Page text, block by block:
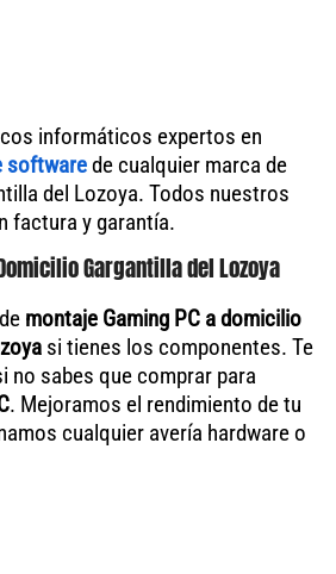
informáticos expertos en
softwarede cualquier marca de
del Lozoya. Todos nuestros
factura y garantía.
Gargantilla del Lozoya
montaje Gaming PC a domicilio
si tienes los componentes. Te
no sabes que comprar para
. Mejoramos el rendimiento de tu
cualquier avería hardware o